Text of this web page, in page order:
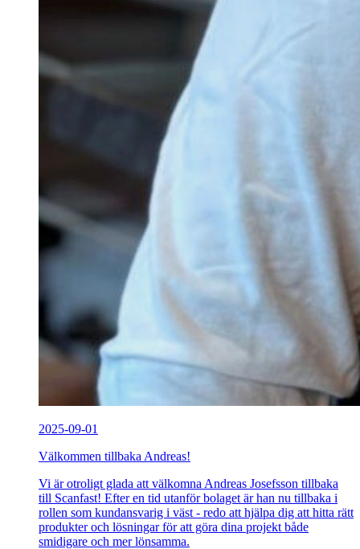
2025-09-01
Välkommen tillbaka Andreas!
Vi är otroligt glada att välkomna Andreas Josefsson tillbaka
till Scanfast! Efter en tid utanför bolaget är han nu tillbaka i
rollen som kundansvarig i väst - redo att hjälpa dig att hitta rätt
produkter och lösningar för att göra dina projekt både
smidigare och mer lönsamma.